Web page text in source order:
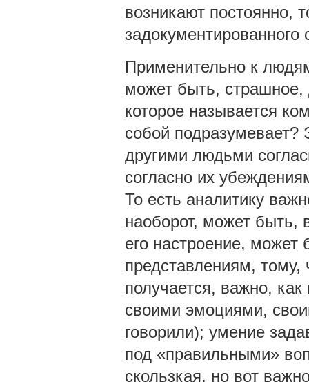
возникают постоянно,
задокументированного
Применительно к
может быть, страшное,
которое называется
собой подразумевает?
другими людьми
согласно их
То есть аналитику
наоборот, может быть,
его настроение, может
представлениям, тому,
получается, важно,
своими эмоциями,
говорили); умение
под «правильными»
скользкая, но вот